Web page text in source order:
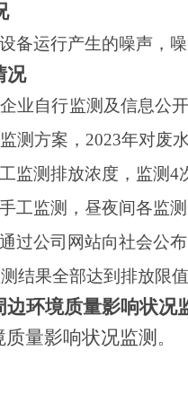
备运行产生的噪声，
况
企业自行监测及信息公
测方案， 2023年对废
监测排放浓度， 监测4
工监测， 昼夜间各监
过公司网站向社会公
结果全部达到排放限
边环境质量影响状况
质量影响状况监测 。